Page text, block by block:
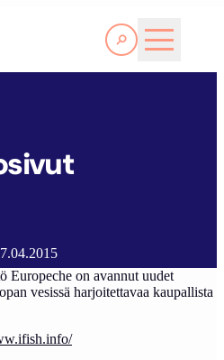
Lue lisää
Europeche on avannut uudet
vesissä harjoitettavaa kaupallista